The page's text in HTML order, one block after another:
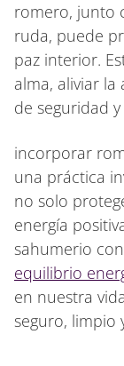
romero, junto
ruda, puede
paz interior.
alma, aliviar la
de seguridad
incorporar
una práctica
no solo
energía
sahumerio
equilibrio
en nuestra
seguro, limpio